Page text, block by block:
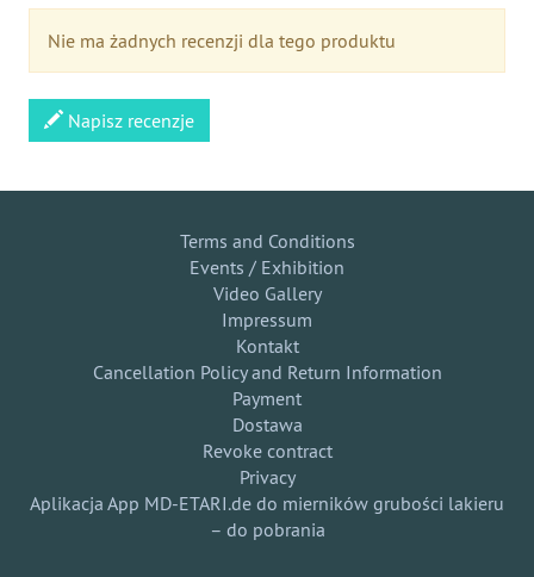
Nie ma żadnych recenzji dla tego produktu
Napisz recenzje
Terms and Conditions
Events / Exhibition
Video Gallery
Impressum
Kontakt
Cancellation Policy and Return Information
Payment
Dostawa
Revoke contract
Privacy
Aplikacja App MD-ETARI.de do mierników grubości lakieru
– do pobrania